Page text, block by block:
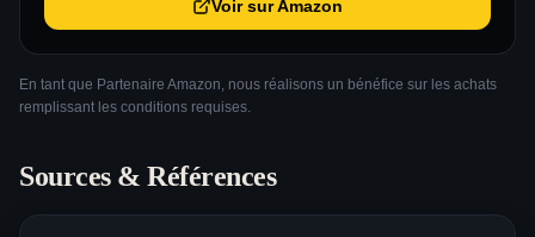
Voir sur Amazon
En tant que Partenaire Amazon, nous réalisons un bénéfice sur les achats
remplissant les conditions requises.
Sources & Références